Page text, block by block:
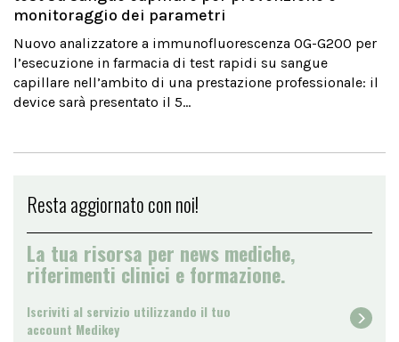
monitoraggio dei parametri
Nuovo analizzatore a immunofluorescenza OG-G200 per
l’esecuzione in farmacia di test rapidi su sangue
capillare nell’ambito di una prestazione professionale: il
device sarà presentato il 5...
Resta aggiornato con noi!
La tua risorsa per news mediche,
riferimenti clinici e formazione.
Iscriviti al servizio utilizzando il tuo
account Medikey